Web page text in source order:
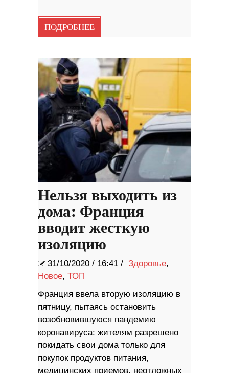
ПОДРОБНЕЕ
Нельзя выходить из
дома: Франция
вводит жесткую
изоляцию
31/10/2020 / 16:41 / Здоровье,
Новое, ТОП
Франция ввела вторую изоляцию в
пятницу, пытаясь остановить
возобновившуюся пандемию
коронавируса: жителям разрешено
покидать свои дома только для
покупок продуктов питания,
медицинских приемов, неотложных